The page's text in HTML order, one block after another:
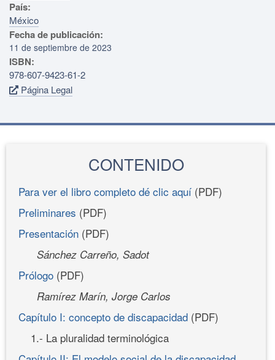
País:
México
Fecha de publicación:
11 de septiembre de 2023
ISBN:
978-607-9423-61-2
Página Legal
CONTENIDO
Para ver el libro completo dé clic aquí (PDF)
Preliminares (PDF)
Presentación (PDF)
Sánchez Carreño, Sadot
Prólogo (PDF)
Ramírez Marín, Jorge Carlos
Capítulo I: concepto de discapacidad (PDF)
1.- La pluralidad terminológica